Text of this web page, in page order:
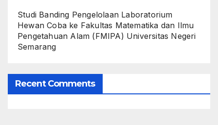
Studi Banding Pengelolaan Laboratorium
Hewan Coba ke Fakultas Matematika dan Ilmu
Pengetahuan Alam (FMIPA) Universitas Negeri
Semarang
Recent Comments